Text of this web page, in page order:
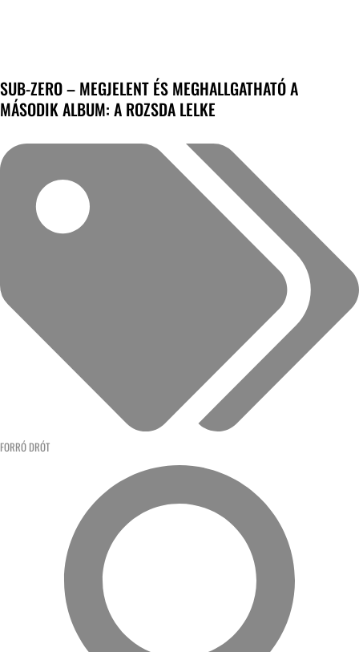
SUB-ZERO – MEGJELENT ÉS MEGHALLGATHATÓ A
MÁSODIK ALBUM: A ROZSDA LELKE
FORRÓ DRÓT